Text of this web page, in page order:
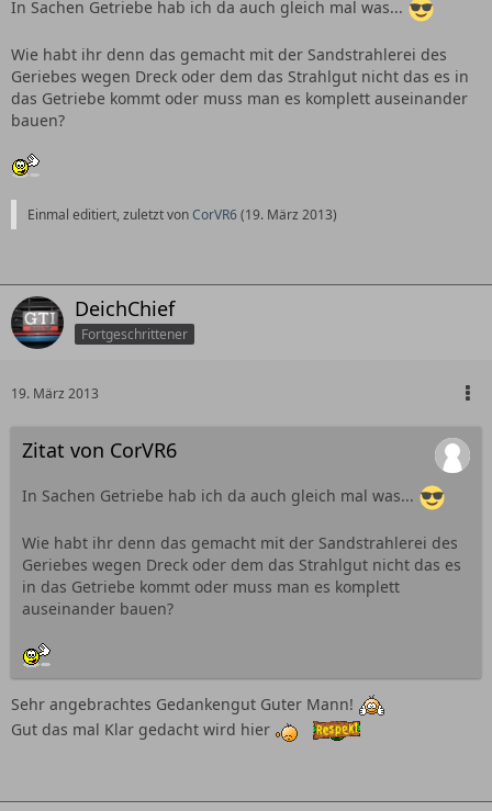
In Sachen Getriebe hab ich da auch gleich mal was...
Wie habt ihr denn das gemacht mit der Sandstrahlerei des
Geriebes wegen Dreck oder dem das Strahlgut nicht das es in
das Getriebe kommt oder muss man es komplett auseinander
bauen?
Einmal editiert, zuletzt vonCorVR6(19. März 2013)
DeichChief
Fortgeschrittener
19. März 2013
Zitat von CorVR6
In Sachen Getriebe hab ich da auch gleich mal was...
Wie habt ihr denn das gemacht mit der Sandstrahlerei des
Geriebes wegen Dreck oder dem das Strahlgut nicht das es
in das Getriebe kommt oder muss man es komplett
auseinander bauen?
Sehr angebrachtes Gedankengut Guter Mann!
Gut das mal Klar gedacht wird hier